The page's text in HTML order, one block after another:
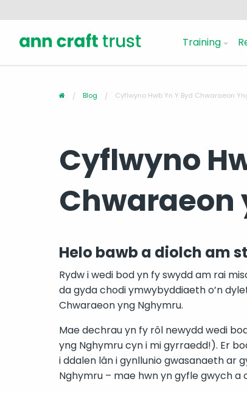
Training
Blog Cyflwyno Hwb Yn Y Byd Chwaraeon
Cyflwyno
Chwaraeon
Helo bawb a diolch am
Rydw i wedi bod yn fy swydd am rai
da gyda chodi ymwybyddiaeth o’n
Chwaraeon yng Nghymru.
Mae dechrau yn fy rôl newydd wedi
yng Nghymru cyn i mi gyrraedd!). Er
i ddalen lân i gynllunio gwasanaeth ar
Nghymru – mae hwn yn gyfle gwych a